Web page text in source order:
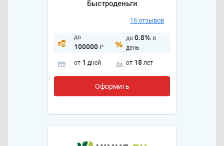
Быстроденьги
16 отзывов
до
100000₽
до 0.8% в
день
от 1 дней от 18 лет
Оформить